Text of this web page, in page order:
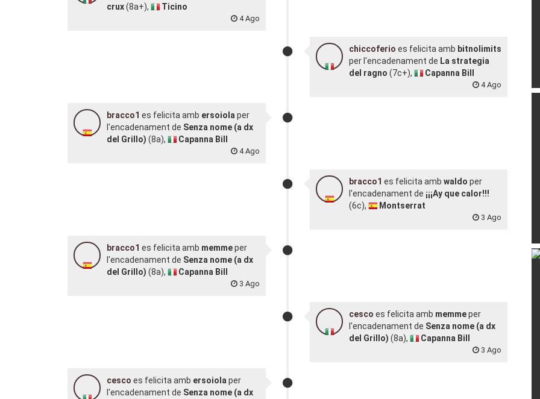
crux(8a+), Ticino
4 Ago
chiccoferio es felicita amb bitnolimits
per l'encadenament de La strategia
del ragno (7c+), Capanna Bill
4 Ago
bracco1 es felicita amb ersoiola per
l'encadenament de Senza nome (a dx
del Grillo) (8a), Capanna Bill
4 Ago
bracco1 es felicita amb waldo per
l'encadenament de ¡¡¡Ay que calor!!!
(6c),
Montserrat
3 Ago
bracco1 es felicita amb memmeper
l'encadenament de Senza nome (a dx
del Grillo) (8a), Capanna Bill
3 Ago
cesco es felicita amb memmeper
l'encadenament de Senza nome (a dx
del Grillo) (8a), Capanna Bill
3 Ago
cesco es felicita amb ersoiola per
l'encadenament de Senza nome (a dx